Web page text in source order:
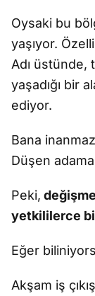
Oysaki bu
yaşıyor.
Adı üstünde,
yaşadığı bir
ediyor.
Bana
Düşen
Peki,
yetkililerce
Eğer
Akşam iş